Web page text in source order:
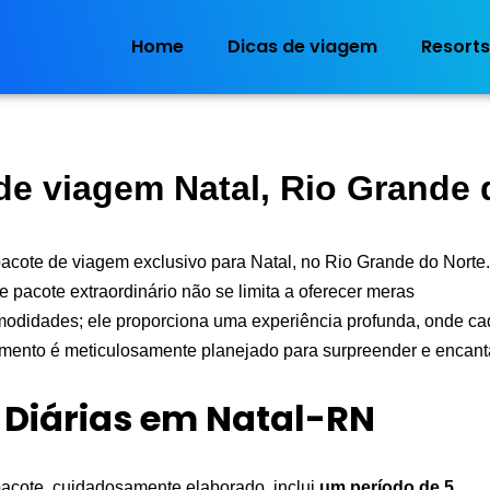
Home Dicas de viagem Resorts
viagem Natal, Rio Grande
de viagem exclusivo para Natal, no Rio Grande do Norte.
pacote extraordinário não se limita a oferecer meras
ele proporciona uma experiência profunda, onde
é meticulosamente planejado para surpreender e
Diárias em Natal-RN